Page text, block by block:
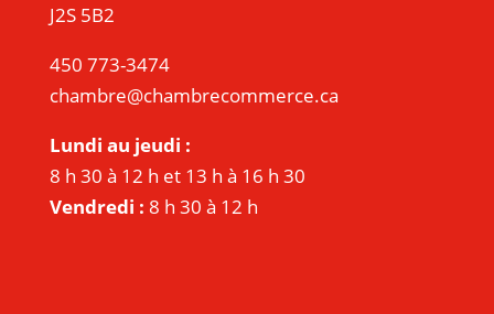
J2S 5B2
450 773-3474
chambre@chambrecommerce.ca
Lundi au jeudi :
8 h 30 à 12 h et 13 h à 16 h 30
Vendredi : 8 h 30 à 12 h